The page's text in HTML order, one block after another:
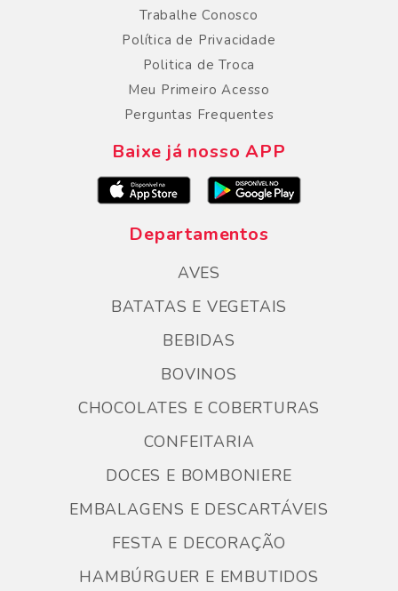
Trabalhe Conosco
Política de Privacidade
Politica de Troca
Meu Primeiro Acesso
Perguntas Frequentes
Baixe já nosso APP
Departamentos
AVES
BATATAS E VEGETAIS
BEBIDAS
BOVINOS
CHOCOLATES E COBERTURAS
CONFEITARIA
DOCES E BOMBONIERE
EMBALAGENS E DESCARTÁVEIS
FESTA E DECORAÇÃO
HAMBÚRGUER E EMBUTIDOS